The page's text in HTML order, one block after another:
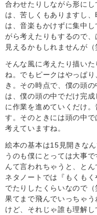
合わせたりしながら形に
は、苦しくもありますし
は、音楽もかけずに集中
がら考えたりもするので
見えるかもしれませんが（
そんな風に考えたり描い
ね。でもピークはやっぱ
き。その時点で、僕の頭
は、僕の頭の中でだけ完
に作業を進めていくだけ
す。そのときには頭の中
考えていますね。
絵本の基本は15見開きな
うのも僕にとっては大事
んて言われちゃうと、と
ネタノートでは『もくも
でたりしたくらいなので
果てまで飛んでいっちゃ
けど、それじゃ誰も理解